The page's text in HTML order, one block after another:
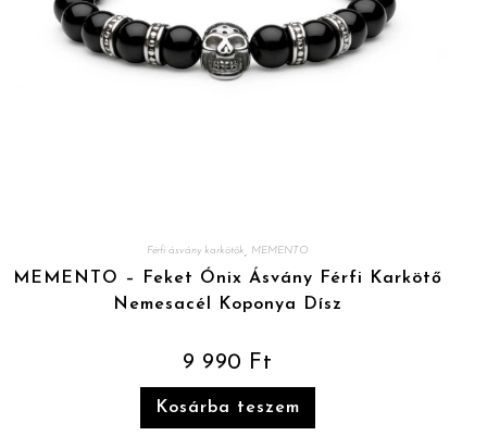
Férfi ásvány karkötők MEMENTO
MEMENTO – Feket Ónix Ásvány Férfi Karkötő
Nemesacél Koponya Dísz
9 990 Ft
Kosárba teszem